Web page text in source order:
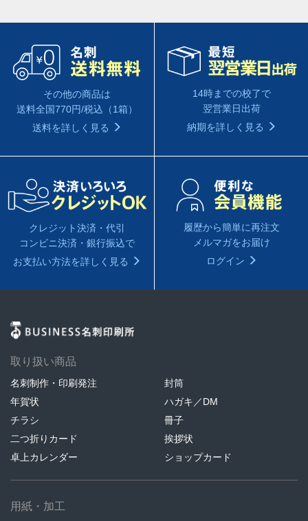
その他の商品は
送料全国770円/税込（1箱）
送料を詳しく見る
14時までの校了で
翌営業日出荷
納期を詳しく見る
クレジット決済・代引
コンビニ決済・銀行振込で
お支払い方法を詳しく見る
履歴から簡単に再注文
メルマガをお届け
ログイン
取り扱い商品
名刺制作・印刷発注
封筒
年賀状
ハガキ／DM
チラシ
冊子
二つ折りカード
挨拶状
卓上カレンダー
ショップカード
用紙・加工